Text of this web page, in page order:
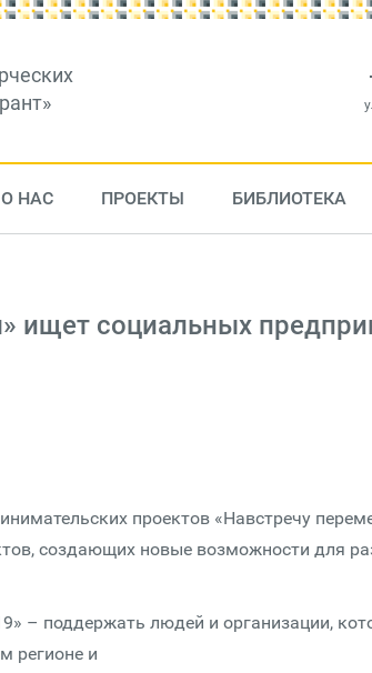
О НАС ПРОЕКТЫ БИБЛИОТЕКА
ищет социальных
проектов «Навстречу
создающих новые возможности для
– поддержать людей и организации,
регионе и